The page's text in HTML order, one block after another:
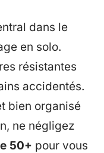
dans le
en solo.
résistantes
accidentés.
bien organisé
ne négligez
50+ pour vous